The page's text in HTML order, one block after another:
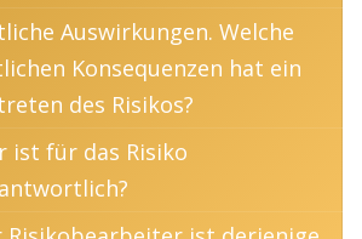
Auswirkungen. Welche
Konsequenzen hat ein
des Risikos?
ist für das Risiko